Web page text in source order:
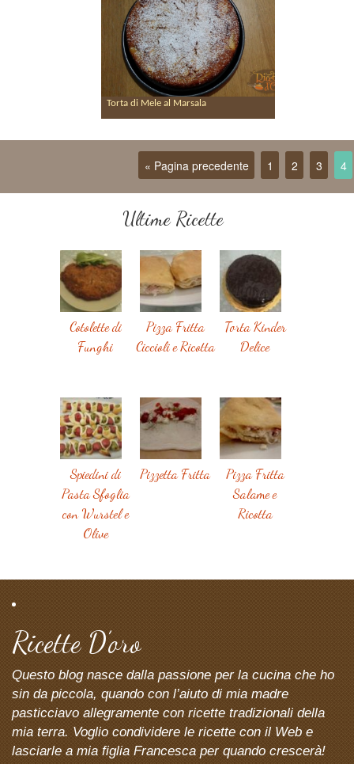
Torta di Mele al Marsala
« Pagina precedente 1 2 3 4
Ultime Ricette
Torta Kinder
Delice
Pizza Fritta
Ciccioli e Ricotta
Cotolette di
Funghi
Pizza Fritta
Salame e
Ricotta
Pizzetta Fritta
Spiedini di
Pasta Sfoglia
con Wurstel e
Olive
Ricette D’oro
Questo blog nasce dalla passione per la cucina che ho
sin da piccola, quando con l’aiuto di mia madre
pasticciavo allegramente con ricette tradizionali della
mia terra. Voglio condividere le ricette con il Web e
lasciarle a mia figlia Francesca per quando crescerà!